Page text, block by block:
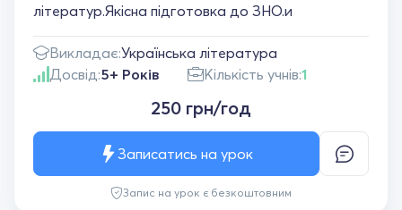
літератур.Якісна підготовка до ЗНО.и
Викладає:Українська література
Досвід:5+ Років Кількість учнів:1
250 грн/год
Запис на урок є безкоштовним
Записатись на урок